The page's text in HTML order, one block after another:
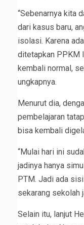
“Sebenarnya kita
dari kasus baru,
isolasi. Karena
ditetapkan PPKM
kembali normal,
ungkapnya.
Menurut dia,
pembelajaran
bisa kembali
“Mulai hari ini
jadinya hanya
PTM. Jadi ada
sekarang sekolah
Selain itu, lanjut